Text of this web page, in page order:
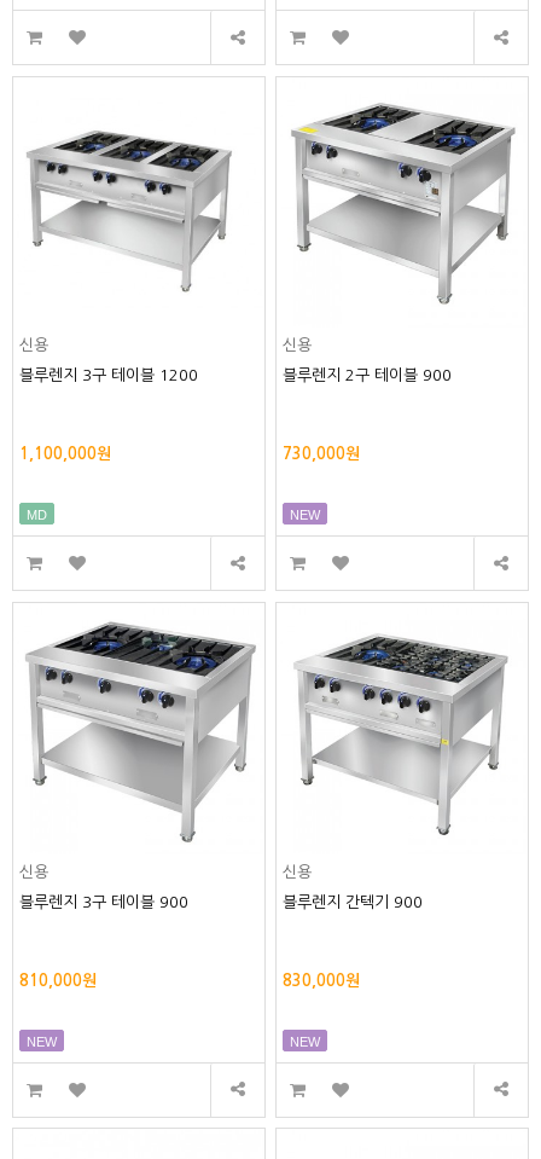
신용
블루렌지 3구 테이블 1200
1,100,000원
MD
신용
블루렌지 2구 테이블 900
730,000원
NEW
신용
블루렌지 3구 테이블 900
810,000원
NEW
신용
블루렌지 간텍기 900
830,000원
NEW